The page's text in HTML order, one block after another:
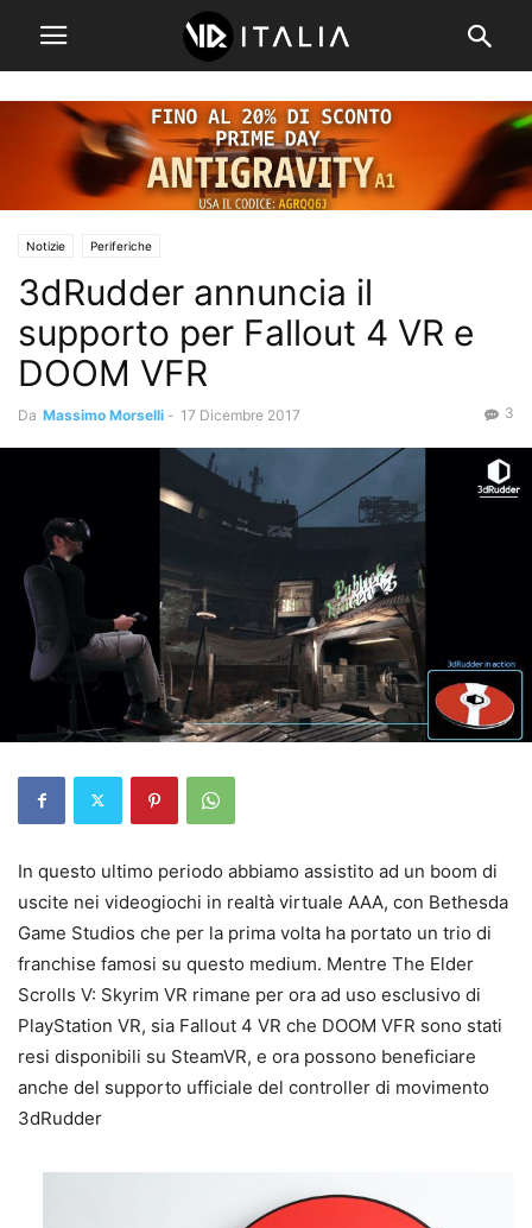
Notizie Periferiche
3dRudder annuncia il
supporto per Fallout 4 VR e
DOOM VFR
Da Massimo Morselli - 17 Dicembre 2017 3
In questo ultimo periodo abbiamo assistito ad un boom di
uscite nei videogiochi in realtà virtuale AAA, con Bethesda
Game Studios che per la prima volta ha portato un trio di
franchise famosi su questo medium. Mentre The Elder
Scrolls V: Skyrim VR rimane per ora ad uso esclusivo di
PlayStation VR, sia Fallout 4 VR che DOOM VFR sono stati
resi disponibili su SteamVR, e ora possono beneficiare
anche del supporto ufficiale del controller di movimento
3dRudder